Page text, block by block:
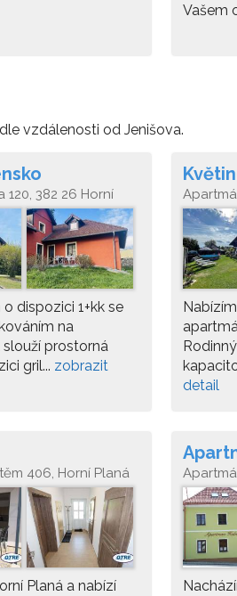
Vašem
vzdálenosti od Jenišova.
120, 382 26 Horní
dispozici 1+kk se
na
slouží prostorná
gril... zobrazit
Planá
detail
406, Horní Planá
Planá a nabízí